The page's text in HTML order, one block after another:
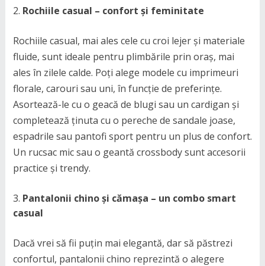
Rochiile casual – confort și feminitate
Rochiile casual, mai ales cele cu croi lejer și materiale
fluide, sunt ideale pentru plimbările prin oraș, mai
ales în zilele calde. Poți alege modele cu imprimeuri
florale, carouri sau uni, în funcție de preferințe.
Asortează-le cu o geacă de blugi sau un cardigan și
completează ținuta cu o pereche de sandale joase,
espadrile sau pantofi sport pentru un plus de confort.
Un rucsac mic sau o geantă crossbody sunt accesorii
practice și trendy.
Pantalonii chino și cămașa – un combo smart
casual
Dacă vrei să fii puțin mai elegantă, dar să păstrezi
confortul, pantalonii chino reprezintă o alegere